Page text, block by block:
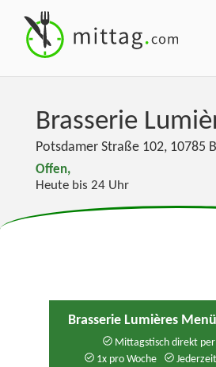
Brasserie
Potsdamer Straße 102, 10785
Offen,
Heute bis 24 Uhr
Brasserie Lumières
Mittagstisch direkt per
1x pro Woche